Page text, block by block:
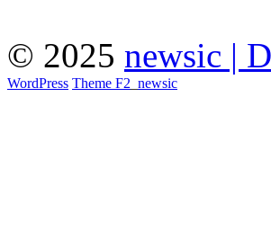
© 2025 newsic |
WordPress Theme F2 newsic